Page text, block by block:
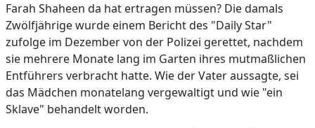
Farah Shaheen da hat ertragen müssen? Die damals
Zwölfjährige wurde einem Bericht des "Daily Star"
zufolge im Dezember von der Polizei gerettet, nachdem
sie mehrere Monate lang im Garten ihres mutmaßlichen
Entführers verbracht hatte. Wie der Vater aussagte, sei
das Mädchen monatelang vergewaltigt und wie "ein
Sklave" behandelt worden.